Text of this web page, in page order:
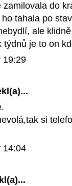
zamilovala do
tahala po
ale
týdnů je to on
19:29
si
14:04